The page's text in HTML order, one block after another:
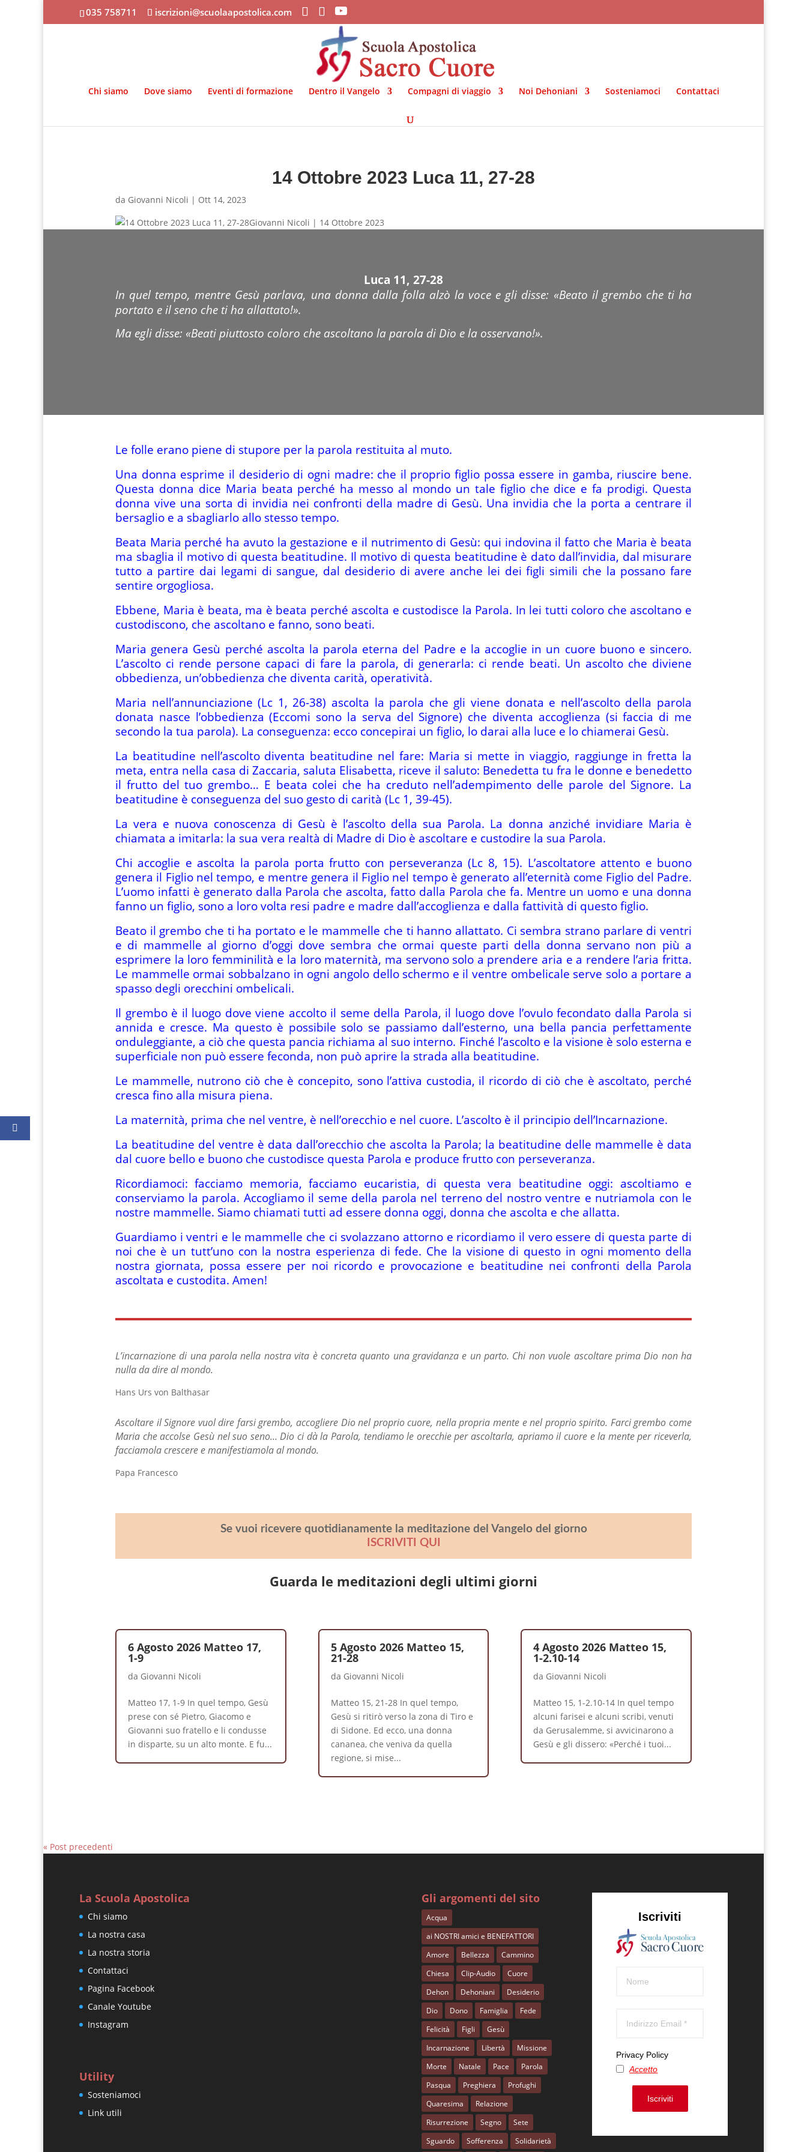
035 758711 iscrizioni@scuolaapostolica.com
Chi siamo Dove siamo Eventi di formazione Dentro il Vangelo Compagni di viaggio Noi Dehoniani Sosteniamoci Contattaci
14 Ottobre 2023 Luca 11, 27-28
da Giovanni Nicoli | Ott 14, 2023
Giovanni Nicoli | 14 Ottobre 2023
Luca 11, 27-28
In quel tempo, mentre Gesù parlava, una donna dalla folla alzò la voce e gli disse: «Beato il grembo che ti ha
portato e il seno che ti ha allattato!».
Ma egli disse: «Beati piuttosto coloro che ascoltano la parola di Dio e la osservano!».
Le folle erano piene di stupore per la parola restituita al muto.
Una donna esprime il desiderio di ogni madre: che il proprio figlio possa essere in gamba, riuscire bene.
Questa donna dice Maria beata perché ha messo al mondo un tale figlio che dice e fa prodigi. Questa
donna vive una sorta di invidia nei confronti della madre di Gesù. Una invidia che la porta a centrare il
bersaglio e a sbagliarlo allo stesso tempo.
Beata Maria perché ha avuto la gestazione e il nutrimento di Gesù: qui indovina il fatto che Maria è beata
ma sbaglia il motivo di questa beatitudine. Il motivo di questa beatitudine è dato dall’invidia, dal misurare
tutto a partire dai legami di sangue, dal desiderio di avere anche lei dei figli simili che la possano fare
sentire orgogliosa.
Ebbene, Maria è beata, ma è beata perché ascolta e custodisce la Parola. In lei tutti coloro che ascoltano e
custodiscono, che ascoltano e fanno, sono beati.
Maria genera Gesù perché ascolta la parola eterna del Padre e la accoglie in un cuore buono e sincero.
L’ascolto ci rende persone capaci di fare la parola, di generarla: ci rende beati. Un ascolto che diviene
obbedienza, un’obbedienza che diventa carità, operatività.
Maria nell’annunciazione (Lc 1, 26-38) ascolta la parola che gli viene donata e nell’ascolto della parola
donata nasce l’obbedienza (Eccomi sono la serva del Signore) che diventa accoglienza (si faccia di me
secondo la tua parola). La conseguenza: ecco concepirai un figlio, lo darai alla luce e lo chiamerai Gesù.
La beatitudine nell’ascolto diventa beatitudine nel fare: Maria si mette in viaggio, raggiunge in fretta la
meta, entra nella casa di Zaccaria, saluta Elisabetta, riceve il saluto: Benedetta tu fra le donne e benedetto
il frutto del tuo grembo… E beata colei che ha creduto nell’adempimento delle parole del Signore. La
beatitudine è conseguenza del suo gesto di carità (Lc 1, 39-45).
La vera e nuova conoscenza di Gesù è l’ascolto della sua Parola. La donna anziché invidiare Maria è
chiamata a imitarla: la sua vera realtà di Madre di Dio è ascoltare e custodire la sua Parola.
Chi accoglie e ascolta la parola porta frutto con perseveranza (Lc 8, 15). L’ascoltatore attento e buono
genera il Figlio nel tempo, e mentre genera il Figlio nel tempo è generato all’eternità come Figlio del Padre.
L’uomo infatti è generato dalla Parola che ascolta, fatto dalla Parola che fa. Mentre un uomo e una donna
fanno un figlio, sono a loro volta resi padre e madre dall’accoglienza e dalla fattività di questo figlio.
Beato il grembo che ti ha portato e le mammelle che ti hanno allattato. Ci sembra strano parlare di ventri
e di mammelle al giorno d’oggi dove sembra che ormai queste parti della donna servano non più a
esprimere la loro femminilità e la loro maternità, ma servono solo a prendere aria e a rendere l’aria fritta.
Le mammelle ormai sobbalzano in ogni angolo dello schermo e il ventre ombelicale serve solo a portare a
spasso degli orecchini ombelicali.
Il grembo è il luogo dove viene accolto il seme della Parola, il luogo dove l’ovulo fecondato dalla Parola si
annida e cresce. Ma questo è possibile solo se passiamo dall’esterno, una bella pancia perfettamente
onduleggiante, a ciò che questa pancia richiama al suo interno. Finché l’ascolto e la visione è solo esterna e
superficiale non può essere feconda, non può aprire la strada alla beatitudine.
Le mammelle, nutrono ciò che è concepito, sono l’attiva custodia, il ricordo di ciò che è ascoltato, perché
cresca fino alla misura piena.
La maternità, prima che nel ventre, è nell’orecchio e nel cuore. L’ascolto è il principio dell’Incarnazione.
La beatitudine del ventre è data dall’orecchio che ascolta la Parola; la beatitudine delle mammelle è data
dal cuore bello e buono che custodisce questa Parola e produce frutto con perseveranza.
Ricordiamoci: facciamo memoria, facciamo eucaristia, di questa vera beatitudine oggi: ascoltiamo e
conserviamo la parola. Accogliamo il seme della parola nel terreno del nostro ventre e nutriamola con le
nostre mammelle. Siamo chiamati tutti ad essere donna oggi, donna che ascolta e che allatta.
Guardiamo i ventri e le mammelle che ci svolazzano attorno e ricordiamo il vero essere di questa parte di
noi che è un tutt’uno con la nostra esperienza di fede. Che la visione di questo in ogni momento della
nostra giornata, possa essere per noi ricordo e provocazione e beatitudine nei confronti della Parola
ascoltata e custodita. Amen!
L’incarnazione di una parola nella nostra vita è concreta quanto una gravidanza e un parto. Chi non vuole ascoltare prima Dio non ha
nulla da dire al mondo.
Hans Urs von Balthasar
Ascoltare il Signore vuol dire farsi grembo, accogliere Dio nel proprio cuore, nella propria mente e nel proprio spirito. Farci grembo come
Maria che accolse Gesù nel suo seno… Dio ci dà la Parola, tendiamo le orecchie per ascoltarla, apriamo il cuore e la mente per riceverla,
facciamola crescere e manifestiamola al mondo.
Papa Francesco
Se vuoi ricevere quotidianamente la meditazione del Vangelo del giorno
ISCRIVITI QUI
Guarda le meditazioni degli ultimi giorni
6 Agosto 2026 Matteo 17,
1-9
da Giovanni Nicoli
Matteo 17, 1-9 In quel tempo, Gesù
prese con sé Pietro, Giacomo e
Giovanni suo fratello e li condusse
in disparte, su un alto monte. E fu...
5 Agosto 2026 Matteo 15,
21-28
da Giovanni Nicoli
Matteo 15, 21-28 In quel tempo,
Gesù si ritirò verso la zona di Tiro e
di Sidone. Ed ecco, una donna
cananea, che veniva da quella
regione, si mise...
4 Agosto 2026 Matteo 15,
1-2.10-14
da Giovanni Nicoli
Matteo 15, 1-2.10-14 In quel tempo
alcuni farisei e alcuni scribi, venuti
da Gerusalemme, si avvicinarono a
Gesù e gli dissero: «Perché i tuoi...
« Post precedenti
La Scuola Apostolica
Chi siamo
La nostra casa
La nostra storia
Contattaci
Pagina Facebook
Canale Youtube
Instagram
Utility
Sosteniamoci
Link utili
Gli argomenti del sito
Acqua
ai NOSTRI amici e BENEFATTORI
Amore
Bellezza
Cammino
Chiesa
Clip-Audio
Cuore
Dehon
Dehoniani
Desiderio
Dio
Dono Famiglia
Fede
Felicità
Figli
Gesù
Incarnazione
Libertà
Missione
Morte
Natale Pace
Parola
Pasqua
Preghiera
Profughi
Quaresima
Relazione
Risurrezione
Segno
Sete
Sguardo
Sofferenza Solidarietà
Iscriviti
Privacy Policy
Accetto
Iscriviti